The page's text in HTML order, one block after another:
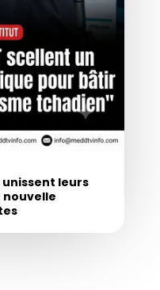
unissent leurs